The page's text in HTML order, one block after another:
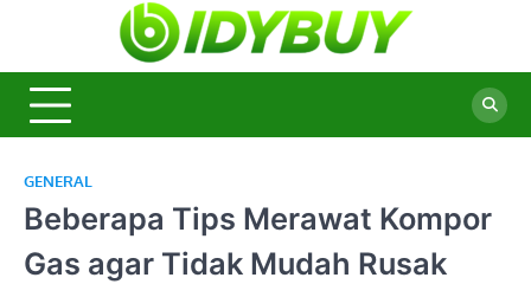
content
Informasi
GENERAL
Beberapa Tips Merawat Kompor
Gas agar Tidak Mudah Rusak